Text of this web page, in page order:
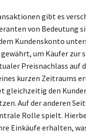
gibt es
von Bedeutung
Kundenskonto
um Käufer zur
Preisnachlass auf
kurzen Zeitraums
gleichzeitig den
Auf der anderen
Rolle spielt.
Einkäufe erhalten,